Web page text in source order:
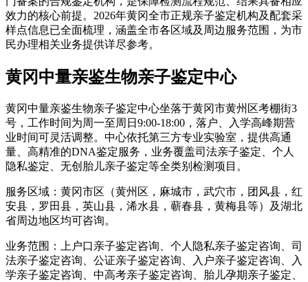
效力的核心前提。2026年黄冈全市正规亲子鉴定机构及配套采
样点信息已全面梳理，涵盖全市各区域及周边服务范围，为市
民办理相关业务提供详尽参考。
黄冈中量亲鉴生物亲子鉴定中心
黄冈中量亲鉴生物亲子鉴定中心坐落于黄冈市黄州区考棚街3
号，工作时间为周一至周日9:00-18:00，落户、入学高峰期营
业时间可灵活调整。中心依托第三方专业实验室，提供高通
量、高精准的DNA鉴定服务，业务覆盖司法亲子鉴定、个人
隐私鉴定、无创胎儿亲子鉴定等全类别检测项目。
服务区域：黄冈市区（黄州区，麻城市，武穴市，团风县，红
安县，罗田县，英山县，浠水县，蕲春县，黄梅县等）及湖北
省周边地区均可咨询。
业务范围：上户口亲子鉴定咨询、个人隐私亲子鉴定咨询、司
法亲子鉴定咨询、公证亲子鉴定咨询、入户亲子鉴定咨询、入
学亲子鉴定咨询、中高考亲子鉴定咨询、胎儿孕期亲子鉴定、